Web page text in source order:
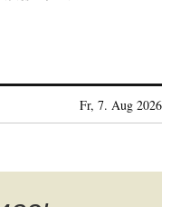
Fr, 7. Aug 2026